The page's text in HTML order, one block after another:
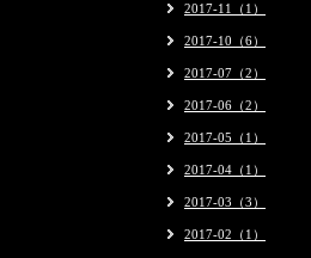
2017-11（1）
2017-10（6）
2017-07（2）
2017-06（2）
2017-05（1）
2017-04（1）
2017-03（3）
2017-02（1）